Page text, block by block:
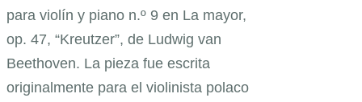
para violín y piano n.º 9 en La mayor,
op. 47, “Kreutzer”, de Ludwig van
Beethoven. La pieza fue escrita
originalmente para el violinista polaco